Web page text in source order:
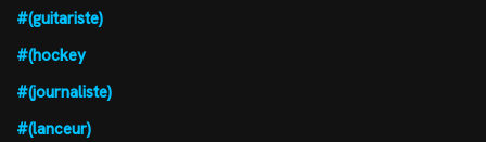
#(guitariste)
#(hockey
#(journaliste)
#(lanceur)